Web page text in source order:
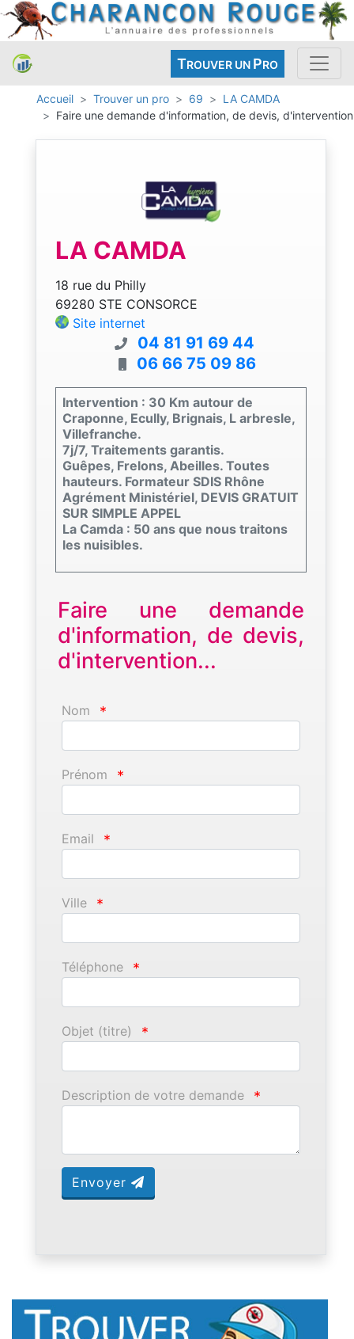
TROUVER UN PRO
Accueil Trouver un pro 69
LA CAMDA
Faire une demande d'information, de devis, d'intervention
LA CAMDA
18 rue du Philly
69280 STE CONSORCE
Site internet
04 81 91 69 44
06 66 75 09 86
Intervention : 30 Km autour de
Craponne, Ecully, Brignais, L arbresle,
Villefranche.
7j/7, Traitements garantis.
Guêpes, Frelons, Abeilles. Toutes
hauteurs. Formateur SDIS Rhône
Agrément Ministériel, DEVIS GRATUIT
SUR SIMPLE APPEL
La Camda : 50 ans que nous traitons
les nuisibles.
Faire une demande
d'information, de devis,
d'intervention...
Nom *
Prénom *
Email *
Ville *
Téléphone *
Objet (titre) *
Description de votre demande *
Envoyer